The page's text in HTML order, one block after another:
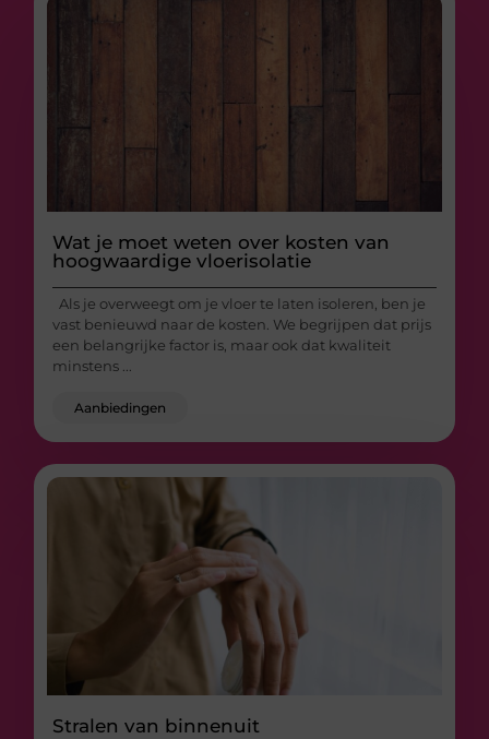
Wat je moet weten over kosten van
hoogwaardige vloerisolatie
Als je overweegt om je vloer te laten isoleren, ben je
vast benieuwd naar de kosten. We begrijpen dat prijs
een belangrijke factor is, maar ook dat kwaliteit
minstens ...
Aanbiedingen
Stralen van binnenuit